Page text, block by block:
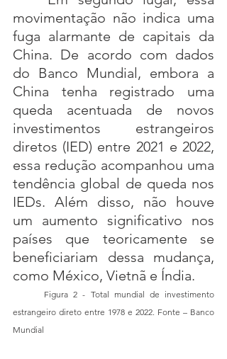
movimentação não indica uma
fuga alarmante de capitais da
China. De acordo com dados
do Banco Mundial, embora a
China tenha registrado uma
queda acentuada de novos
investimentos estrangeiros
diretos (IED) entre 2021 e 2022,
essa redução acompanhou uma
tendência global de queda nos
IEDs. Além disso, não houve
um aumento significativo nos
países que teoricamente se
beneficiariam dessa mudança,
como México, Vietnã e Índia.
estrangeiro direto entre 1978 e 2022. Fonte – Banco
Mundial